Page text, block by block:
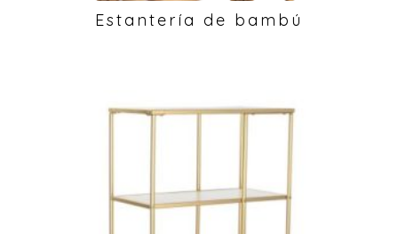
Estantería de bambú